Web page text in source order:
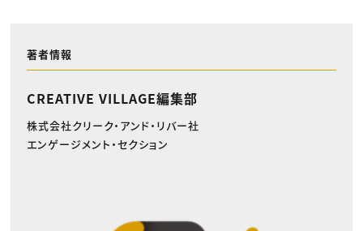
著者情報
CREATIVE VILLAGE編集部
株式会社クリーク・アンド・リバー社
エンゲージメント・セクション